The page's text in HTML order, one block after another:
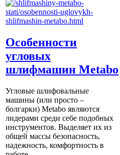
Особенности
угловых
шлифмашин Metabo
Угловые шлифовальные
машины (или просто –
болгарки) Мetabo являются
лидерами среди себе подобных
инструментов. Выделяет их из
общей массы безопасность,
надежность, комфортность в